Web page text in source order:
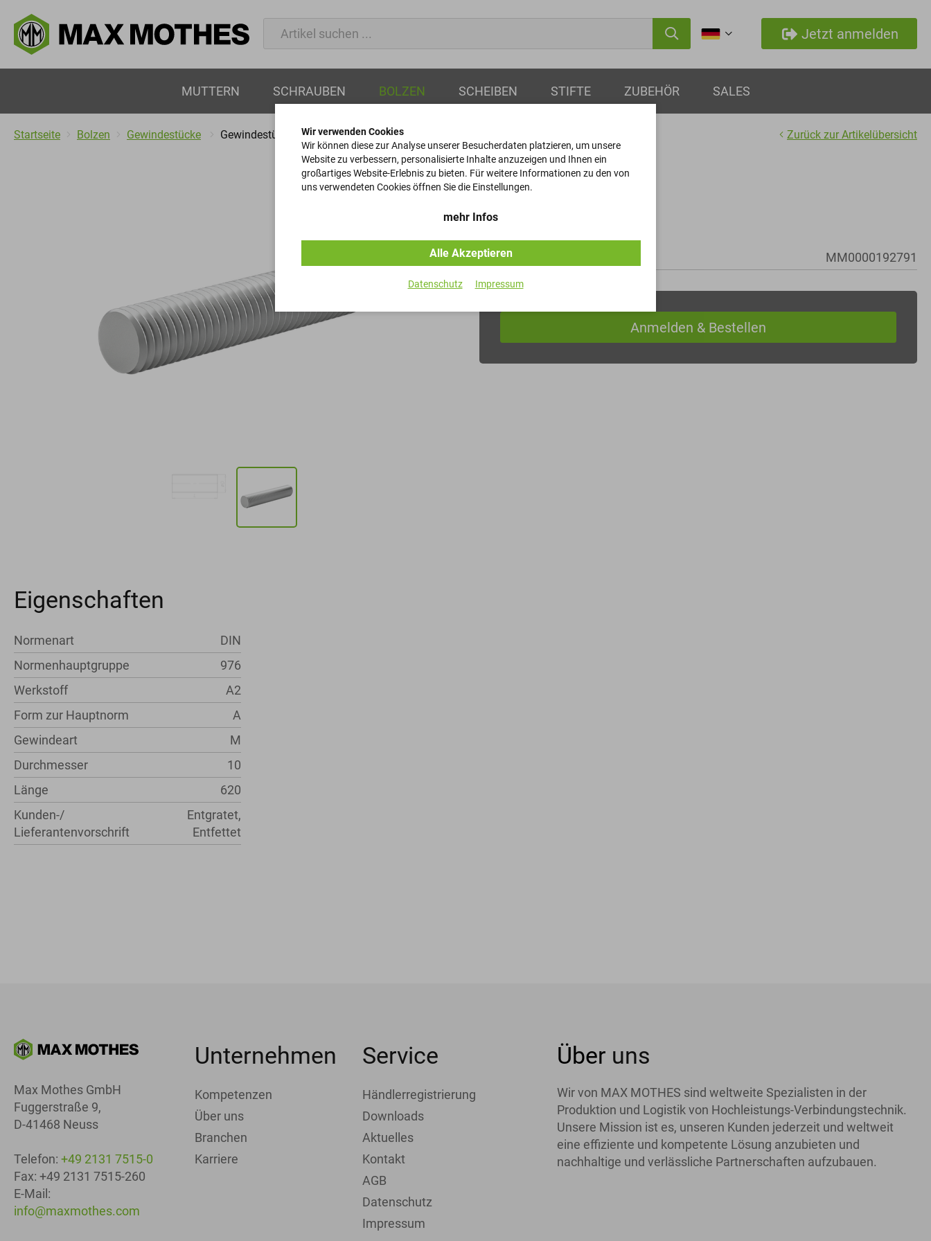
Jetzt anmelden
MUTTERN SCHRAUBEN BOLZEN SCHEIBEN STIFTE ZUBEHÖR SALES
Startseite Bolzen Gewindestücke Gewindestücke Zurück zur Artikelübersicht
Gewindestücke
DIN 976 - A2 - A - M10x620
Artikel-Nr. MM0000192791
Eigenschaften
Normenart
DIN
Normenhauptgruppe
976
Werkstoff
A2
Form zur Hauptnorm
A
Gewindeart
M
Durchmesser
10
Länge
620
Kunden-/
Lieferantenvorschrift
Entgratet,
Entfettet
Max Mothes GmbH
Fuggerstraße 9,
D-41468 Neuss
Telefon: +49 2131 7515-0
Fax: +49 2131 7515-260
E-Mail:
info@maxmothes.com
Unternehmen
Kompetenzen
Über uns
Branchen
Karriere
Service
Händlerregistrierung
Downloads
Aktuelles
Kontakt
AGB
Datenschutz
Impressum
Über uns
Wir von MAX MOTHES sind weltweite Spezialisten in der
Produktion und Logistik von Hochleistungs-Verbindungstechnik.
Unsere Mission ist es, unseren Kunden jederzeit und weltweit
eine effiziente und kompetente Lösung anzubieten und
nachhaltige und verlässliche Partnerschaften aufzubauen.
Wir verwenden Cookies
Wir können diese zur Analyse unserer Besucherdaten platzieren, um unsere
Website zu verbessern, personalisierte Inhalte anzuzeigen und Ihnen ein
großartiges Website-Erlebnis zu bieten. Für weitere Informationen zu den von
uns verwendeten Cookies öffnen Sie die Einstellungen.
mehr Infos
Alle Akzeptieren
Datenschutz Impressum